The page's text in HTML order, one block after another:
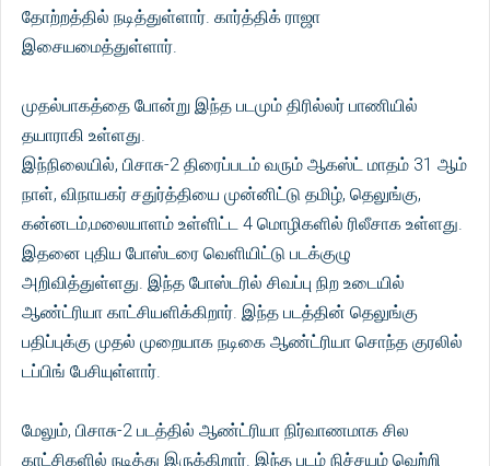
தோற்றத்தில் நடித்துள்ளார். கார்த்திக் ராஜா
இசையமைத்துள்ளார்.
முதல்பாகத்தை போன்று இந்த படமும் திரில்லர் பாணியில்
தயாராகி உள்ளது.
இந்நிலையில், பிசாசு-2 திரைப்படம் வரும் ஆகஸ்ட் மாதம் 31 ஆம்
நாள், விநாயகர் சதுர்த்தியை முன்னிட்டு தமிழ், தெலுங்கு,
கன்னடம்,மலையாளம் உள்ளிட்ட 4 மொழிகளில் ரிலீசாக உள்ளது.
இதனை புதிய போஸ்டரை வெளியிட்டு படக்குழு
அறிவித்துள்ளது. இந்த போஸ்டரில் சிவப்பு நிற உடையில்
ஆண்ட்ரியா காட்சியளிக்கிறார். இந்த படத்தின் தெலுங்கு
பதிப்புக்கு முதல் முறையாக நடிகை ஆண்ட்ரியா சொந்த குரலில்
டப்பிங் பேசியுள்ளார்.
மேலும், பிசாசு-2 படத்தில் ஆண்ட்ரியா நிர்வாணமாக சில
காட்சிகளில் நடித்து இருக்கிறார். இந்த படம் நிச்சயம் வெற்றி